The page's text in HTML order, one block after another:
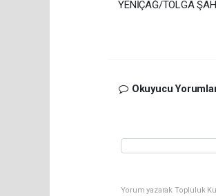
YENİÇAĞ/TOLGA
Okuyucu
Yorum yazarak Topluluk